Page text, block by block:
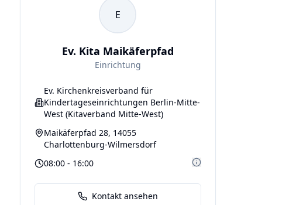
E
Ev. Kita Maikäferpfad
Einrichtung
Ev. Kirchenkreisverband für
Kindertageseinrichtungen Berlin-Mitte-
West (Kitaverband Mitte-West)
Maikäferpfad 28, 14055
Charlottenburg-Wilmersdorf
08:00 - 16:00
Kontakt ansehen